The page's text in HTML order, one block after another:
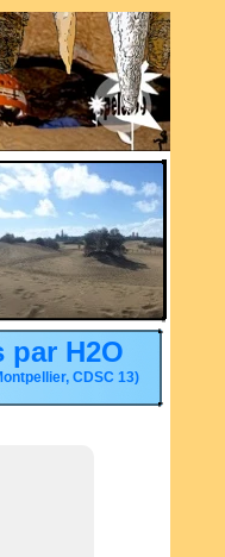
par H2O
CDSC 13)